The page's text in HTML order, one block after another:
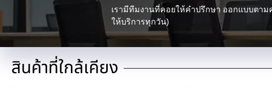
เรามีทีมงานที่คอยให้คำปรึกษา ออกแบบตาม
ให้บริการทุกวัน)
สินค้าที่ใกล้เคียง